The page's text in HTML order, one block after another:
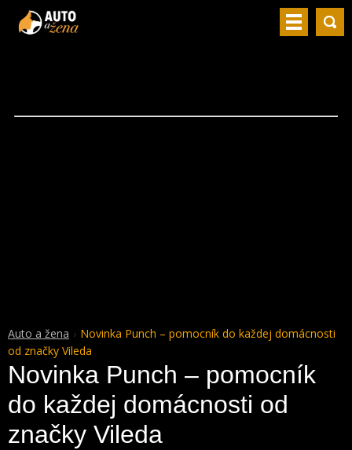
Auto a žena
Novinka Punch – pomocník do každej domácnosti
od značky Vileda
Novinka Punch – pomocník
do každej domácnosti od
značky Vileda